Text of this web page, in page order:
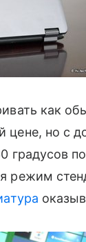
как
но с
градусов
режим